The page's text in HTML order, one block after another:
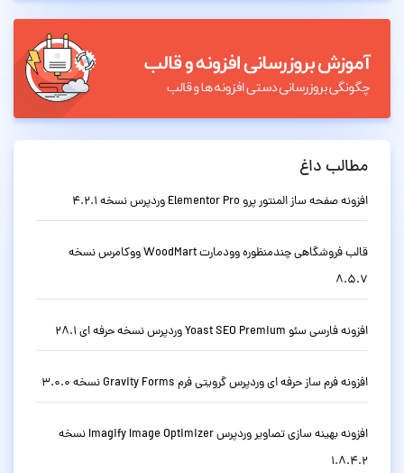
مطالب داغ
افزونه صفحه ساز المنتور پرو Elementor Pro وردپرس نسخه 4.2.1
قالب فروشگاهی چندمنظوره وودمارت WoodMart ووکامرس نسخه
8.5.7
افزونه فارسی سئو Yoast SEO Premium وردپرس نسخه حرفه ای 28.1
افزونه فرم ساز حرفه ای وردپرس گرویتی فرم Gravity Forms نسخه 3.0.0
افزونه بهینه سازی تصاویر وردپرس Imagify Image Optimizer نسخه
1.8.4.2